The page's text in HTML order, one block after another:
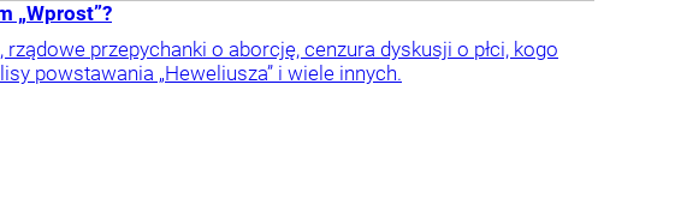
„Wprost”?
przepychanki o aborcję, cenzura dyskusji o płci, kogo
powstawania „Heweliusza” i wiele innych.